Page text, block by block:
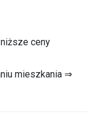
ceny
mieszkania ⇒